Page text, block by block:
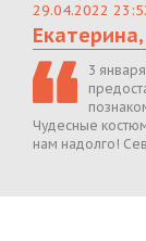
29.04.2022
Екатерина,
3
Чудесные
нам надолго!